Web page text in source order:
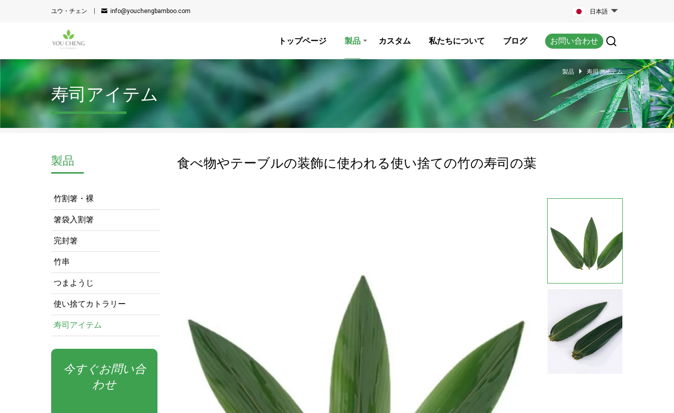
ユウ・チェン info@youchengbamboo.com 日本語
お問い合わせ
トップページ 製品 カスタム 私たちについて ブログ
製品 寿司アイテム
寿司アイテム
製品
竹割箸・裸
箸袋入割箸
完封箸
竹串
つまようじ
使い捨てカトラリー
寿司アイテム
今すぐお問い合
わせ
食べ物やテーブルの装飾に使われる使い捨ての竹の寿司の葉